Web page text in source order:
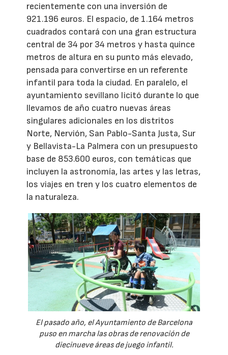
recientemente con una inversión de
921.196 euros. El espacio, de 1.164 metros
cuadrados contará con una gran estructura
central de 34 por 34 metros y hasta quince
metros de altura en su punto más elevado,
pensada para convertirse en un referente
infantil para toda la ciudad. En paralelo, el
ayuntamiento sevillano licitó durante lo que
llevamos de año cuatro nuevas áreas
singulares adicionales en los distritos
Norte, Nervión, San Pablo-Santa Justa, Sur
y Bellavista-La Palmera con un presupuesto
base de 853.600 euros, con temáticas que
incluyen la astronomía, las artes y las letras,
los viajes en tren y los cuatro elementos de
la naturaleza.
El pasado año, el Ayuntamiento de Barcelona
puso en marcha las obras de renovación de
diecinueve áreas de juego infantil.